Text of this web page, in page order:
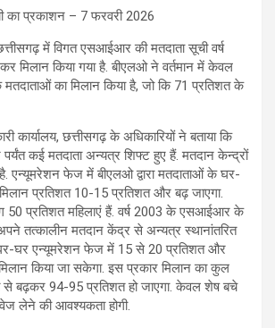
का प्रकाशन – 7 फरवरी 2026
में विगत एसआईआर की मतदाता सूची वर्ष
मिलान किया गया है. बीएलओ ने वर्तमान में केवल
का मिलान किया है, जो कि 71 प्रतिशत के
कार्यालय, छत्तीसगढ़ के अधिकारियों ने बताया कि
कई मतदाता अन्यत्र शिफ्ट हुए हैं. मतदान केन्द्रों
एन्यूमरेशन फेज में बीएलओ द्वारा मतदाताओं के घर-
प्रतिशत 10-15 प्रतिशत और बढ़ जाएगा.
50 प्रतिशत महिलाएं हैं. वर्ष 2003 के एसआईआर के
अपने तत्कालीन मतदान केंद्र से अन्यत्र स्थानांतरित
घर-घर एन्यूमरेशन फेज में 15 से 20 प्रतिशत और
किया जा सकेगा. इस प्रकार मिलान का कुल
से बढ़कर 94-95 प्रतिशत हो जाएगा. केवल शेष बचे
लेने की आवश्यकता होगी.